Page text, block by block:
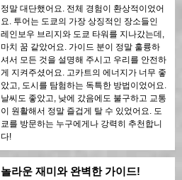
정말 대단했어요. 전체 경험이 환상적이었어
요. 투어는 도쿄의 가장 상징적인 장소들인
레인보우 브리지와 도쿄 타워를 지나갔는데,
마치 꿈 같았어요. 가이드 분이 정말 훌륭하
셔서 모든 것을 설명해 주시고 우리를 안전하
게 지켜주셨어요. 고카트의 에너지가 너무 좋
았고, 도시를 탐험하는 독특한 방법이었어요.
날씨도 좋았고, 낮에 갔음에도 불구하고 교통
이 원활해서 정말 즐겁게 탈 수 있었어요. 도
쿄를 방문하는 누구에게나 강력히 추천합니
다!
놀라운 재미와 완벽한 가이드!